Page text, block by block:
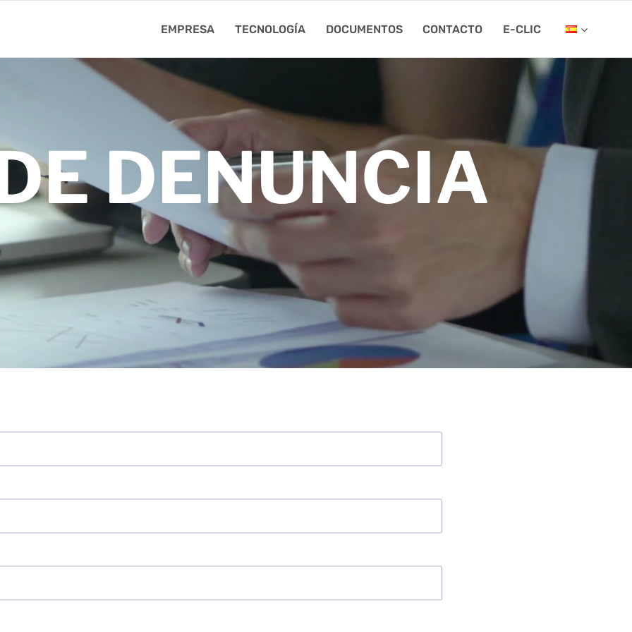
EMPRESA TECNOLOGÍA DOCUMENTOS CONTACTO E-CLIC
DENUNCIA